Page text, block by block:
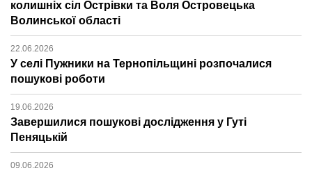
колишніх сіл Острівки та Воля Островецька
Волинської області
22.06.2026
У селі Пужники на Тернопільщині розпочалися
пошукові роботи
19.06.2026
Завершилися пошукові дослідження у Гуті
Пеняцькій
09.06.2026